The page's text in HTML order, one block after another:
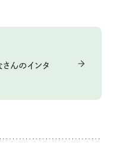
んのインタ